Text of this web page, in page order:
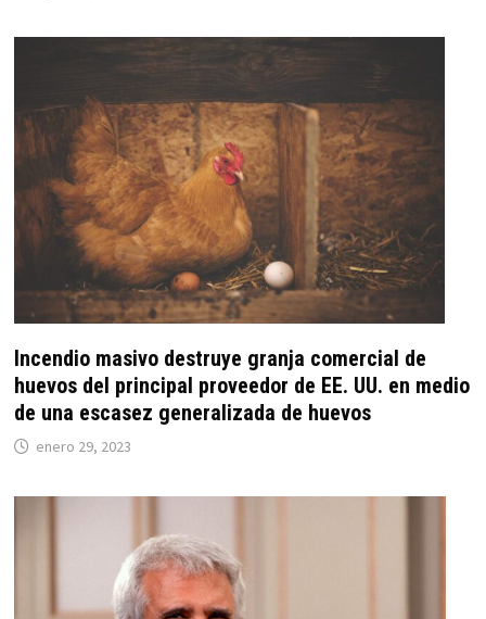
Incendio masivo destruye granja comercial de
huevos del principal proveedor de EE. UU. en medio
de una escasez generalizada de huevos
enero 29, 2023